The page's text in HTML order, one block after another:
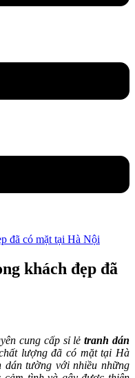
khách đẹp đã
cung cấp sỉ lẻtranh dán
lượng đã có mặt tại Hà
dán tường với nhiều những